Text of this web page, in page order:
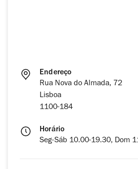
Endereço
Rua Nova do Almada, 72
Lisboa
1100-184
Horário
Seg-Sáb 10.00-19.30, Dom